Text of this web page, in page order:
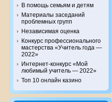
В помощь семьям и детям
Материалы заседаний
проблемных групп
Независимая оценка
Конкурс профессионального
мастерства «Учитель года —
2022»
Интернет-конкурс «Мой
любимый учитель — 2022»
Топ 10 онлайн казино